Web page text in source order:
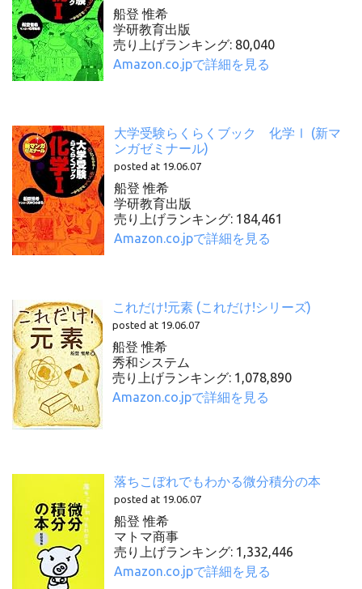
船登 惟希
学研教育出版
売り上げランキング: 80,040
Amazon.co.jpで詳細を見る
大学受験らくらくブック 化学Ⅰ (新マ
ンガゼミナール)
posted at 19.06.07
船登 惟希
学研教育出版
売り上げランキング: 184,461
Amazon.co.jpで詳細を見る
これだけ!元素 (これだけ!シリーズ)
posted at 19.06.07
船登 惟希
秀和システム
売り上げランキング: 1,078,890
Amazon.co.jpで詳細を見る
落ちこぼれでもわかる微分積分の本
posted at 19.06.07
船登 惟希
マトマ商事
売り上げランキング: 1,332,446
Amazon.co.jpで詳細を見る